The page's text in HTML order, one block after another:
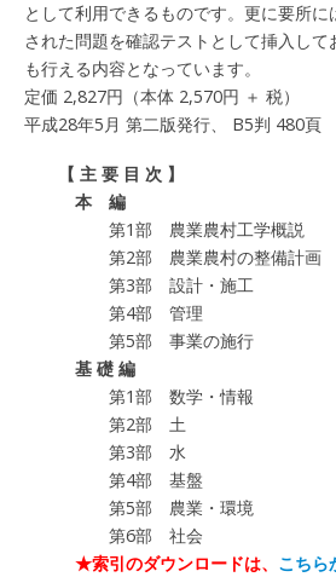
として利用できるものです。更に要所
された問題を確認テストとして挿入し
も行える内容となっています。
定価 2,827円（本体 2,570円 ＋ 税）
平成28年5月 第二版発行、 B5判 480頁
【 主 要 目 次 】
本 編
第1部 農業農村工学概説
第2部 農業農村の整備計画
第3部 設計・施工
第4部 管理
第5部 事業の施行
基 礎 編
第1部 数学・情報
第2部 土
第3部 水
第4部 基盤
第5部 農業・環境
第6部 社会
★索引のダウンロードは、 こちら